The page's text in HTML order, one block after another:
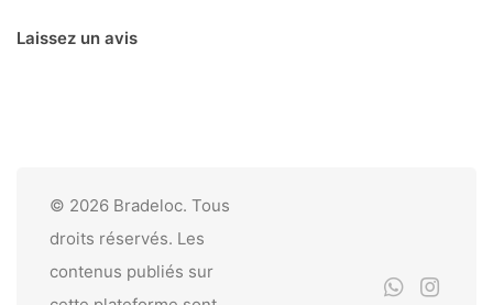
Laissez un avis
© 2026 Bradeloc. Tous
droits réservés. Les
contenus publiés sur